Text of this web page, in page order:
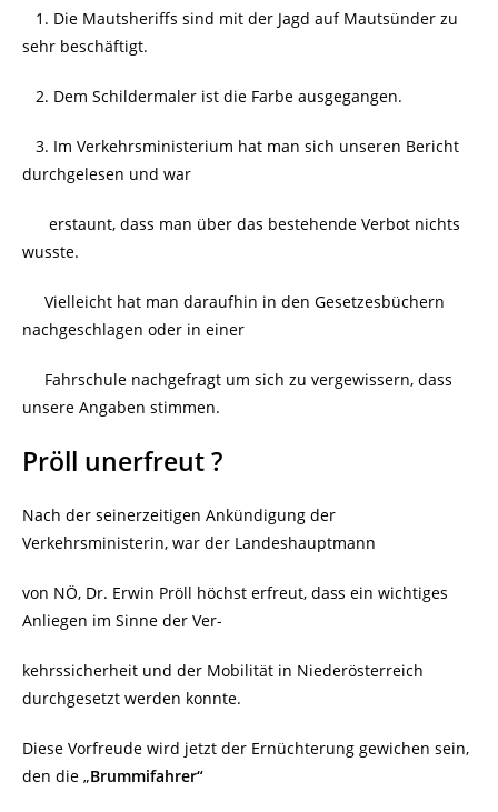
1. Die Mautsheriffs sind mit der Jagd auf Mautsünder zu
sehr beschäftigt.
2. Dem Schildermaler ist die Farbe ausgegangen.
3. Im Verkehrsministerium hat man sich unseren Bericht
durchgelesen und war
erstaunt, dass man über das bestehende Verbot nichts
wusste.
Vielleicht hat man daraufhin in den Gesetzesbüchern
nachgeschlagen oder in einer
Fahrschule nachgefragt um sich zu vergewissern, dass
unsere Angaben stimmen.
Pröll unerfreut ?
Nach der seinerzeitigen Ankündigung der
Verkehrsministerin, war der Landeshauptmann
von NÖ, Dr. Erwin Pröll höchst erfreut, dass ein wichtiges
Anliegen im Sinne der Ver-
kehrssicherheit und der Mobilität in Niederösterreich
durchgesetzt werden konnte.
Diese Vorfreude wird jetzt der Ernüchterung gewichen sein,
den die „Brummifahrer“